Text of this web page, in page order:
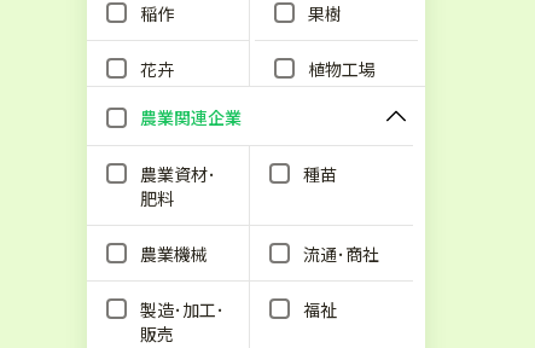
稲作 果樹
花卉
植物工場
農業関連企業
農業資材･
肥料
種苗
農業機械 流通･商社
製造･加工･
販売
福祉